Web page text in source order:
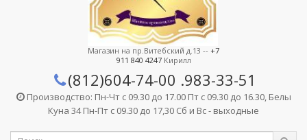
Магазин на пр.Витебский д.13 -- +7
911 840 4247Кирилл
(812)604-74-00 .983-33-51
Производство: Пн-Чт с 09.30 до 17.00 Пт с 09.30 до 16.30, Белы
Куна 34 Пн-Пт с 09.30 до 17,30 Сб и Вс - выходные